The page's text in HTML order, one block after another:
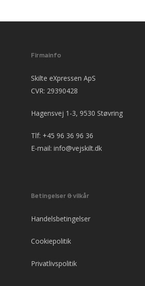
Firmainfo
Skilte eXpressen ApS
CVR: 29390428
Hagensvej 1-3, 9530 Støvring
Tlf: +45 96 36 96 36
E-mail: info@vejskilt.dk
Betingelser & vilkår
Handelsbetingelser
Cookiepolitik
Privatlivspolitik